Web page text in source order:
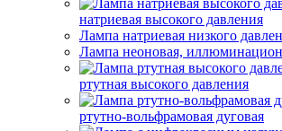
натриевая высокого давления
Лампа натриевая низкого
Лампа неоновая,
ртутная высокого давления
ртутно-вольфрамовая дуговая